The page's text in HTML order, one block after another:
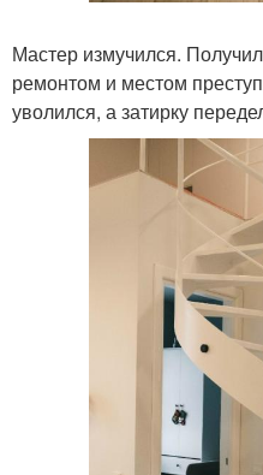
Мастер измучился.
ремонтом и местом
уволился, а затирку